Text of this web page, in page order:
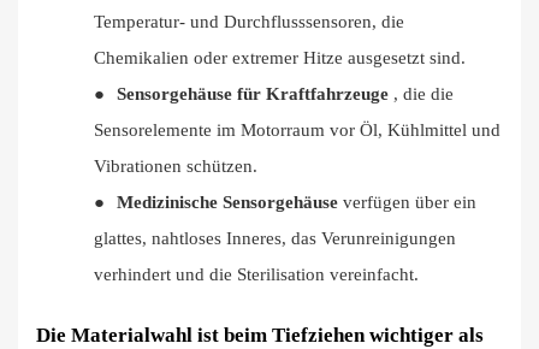
Temperatur- und Durchflusssensoren, die
Chemikalien oder extremer Hitze ausgesetzt sind.
●
Sensorgehäuse für Kraftfahrzeuge , die die
Sensorelemente im Motorraum vor Öl, Kühlmittel und
Vibrationen schützen.
●
Medizinische Sensorgehäuse verfügen über ein
glattes, nahtloses Inneres, das Verunreinigungen
verhindert und die Sterilisation vereinfacht.
Die Materialwahl ist beim Tiefziehen wichtiger als